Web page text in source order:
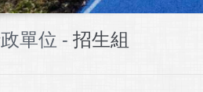
單位 - 招生組